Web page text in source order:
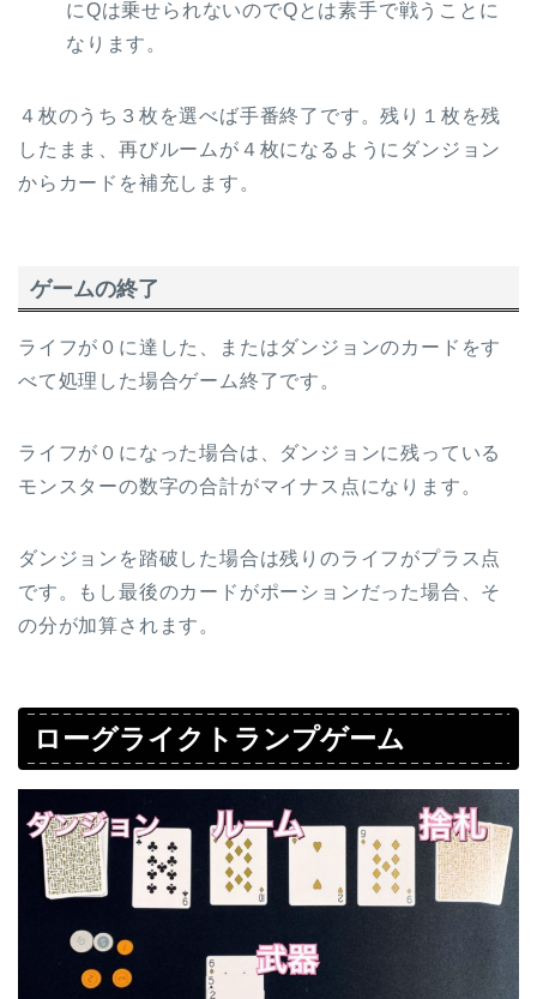
にQは乗せられないのでQとは素手で戦うことに
なります。
４枚のうち３枚を選べば手番終了です。残り１枚を残
したまま、再びルームが４枚になるようにダンジョン
からカードを補充します。
ゲームの終了
ライフが０に達した、またはダンジョンのカードをす
べて処理した場合ゲーム終了です。
ライフが０になった場合は、ダンジョンに残っている
モンスターの数字の合計がマイナス点になります。
ダンジョンを踏破した場合は残りのライフがプラス点
です。もし最後のカードがポーションだった場合、そ
の分が加算されます。
ローグライクトランプゲーム